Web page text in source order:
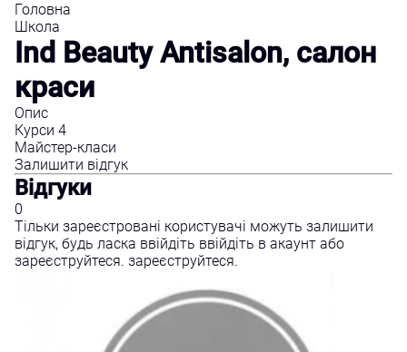
Головна
Школа
Ind Beauty Antisalon, салон
краси
Опис
Курси 4
Майстер-класи
Залишити відгук
Відгуки
0
Тільки зареєстровані користувачі можуть залишити
відгук, будь ласка ввійдіть ввійдіть в акаунт або
зареєструйтеся. зареєструйтеся.